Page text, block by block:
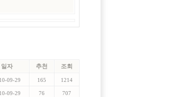
일자 추천 조회
09-29 165 1214
09-29 76 707